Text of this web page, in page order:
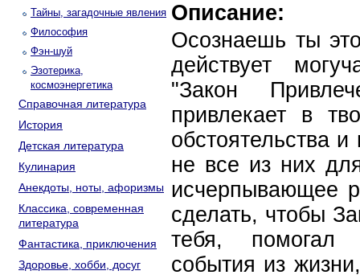
Тайны, загадочные явления
Философия
Фэн-шуй
Эзотерика,
космоэнергетика
Справочная литература
История
Детская литература
Кулинария
Анекдоты, ноты, афоризмы
Классика, современная
литература
Фантастика, приключения
Здоровье, хобби, досуг
Описание:
Осознаешь ты
действует
"Закон
привлекает в
обстоятельства
не все из них
исчерпывающее
сделать, чтобы
тебя, помогал
события из